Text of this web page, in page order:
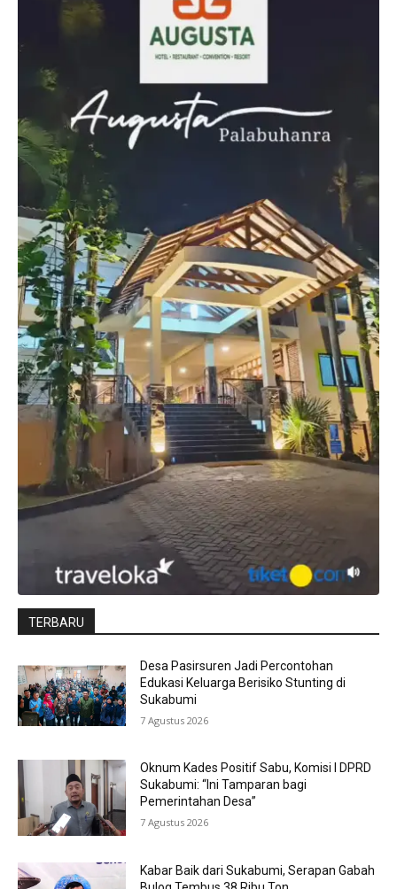
TERBARU
Desa Pasirsuren Jadi Percontohan
Edukasi Keluarga Berisiko Stunting di
Sukabumi
7 Agustus 2026
Oknum Kades Positif Sabu, Komisi I DPRD
Sukabumi: “Ini Tamparan bagi
Pemerintahan Desa”
7 Agustus 2026
Kabar Baik dari Sukabumi, Serapan Gabah